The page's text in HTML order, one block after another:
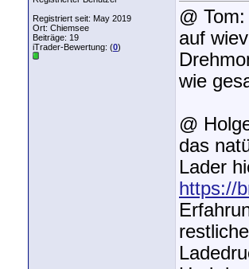
Registriert seit: May 2019
Ort: Chiemsee
Beiträge: 19
iTrader-Bewertung: (0)
@
auf
wie
@
das
Lader
https://